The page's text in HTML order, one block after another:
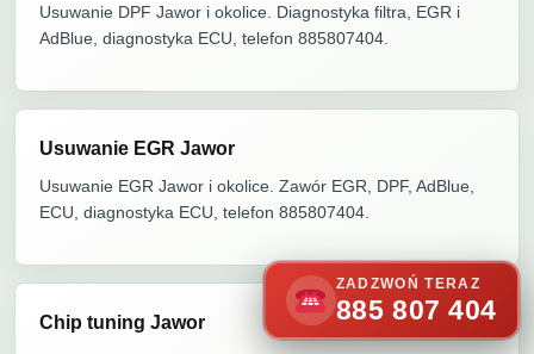
Usuwanie DPF Jawor i okolice. Diagnostyka filtra, EGR i
AdBlue, diagnostyka ECU, telefon 885807404.
Usuwanie EGR Jawor
Usuwanie EGR Jawor i okolice. Zawór EGR, DPF, AdBlue,
ECU, diagnostyka ECU, telefon 885807404.
Chip tuning Jawor
ZADZWOŃ TERAZ
885 807 404